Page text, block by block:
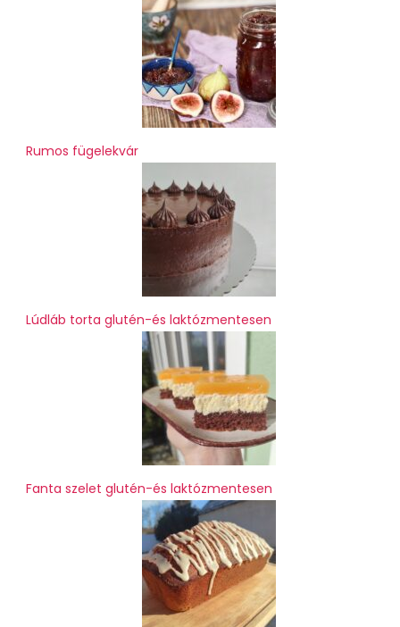
Rumos fügelekvár
Lúdláb torta glutén-és laktózmentesen
Fanta szelet glutén-és laktózmentesen